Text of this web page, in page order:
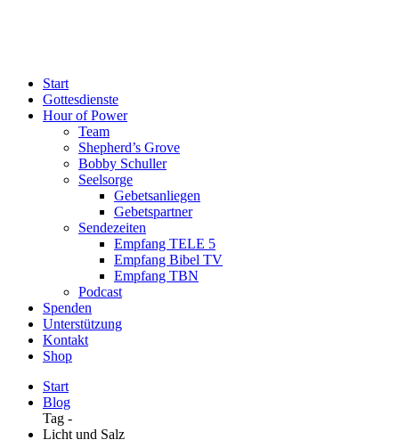
Start
Gottesdienste
Hour of Power
Team
Shepherd’s Grove
Bobby Schuller
Seelsorge
Gebetsanliegen
Gebetspartner
Sendezeiten
Empfang TELE 5
Empfang Bibel TV
Empfang TBN
Podcast
Spenden
Unterstützung
Kontakt
Shop
Start
Blog
Tag -
Licht und Salz